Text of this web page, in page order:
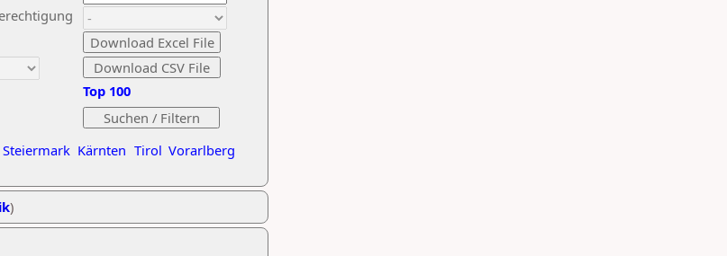
Steiermark Kärnten Tirol Vorarlberg
Top 100
)